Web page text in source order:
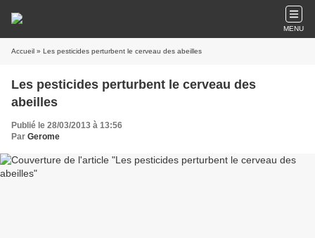
MENU
Accueil » Les pesticides perturbent le cerveau des abeilles
Les pesticides perturbent le cerveau des
abeilles
Publié le 28/03/2013 à 13:56
Par Gerome